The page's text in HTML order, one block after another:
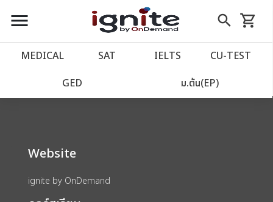
close
account_balance หน้าแรก
เว็บไซต์อิกไนท์
import_contacts วางแผนการเรียน
account_circle เข้าสู่ระบบ
menu search
Skip
to
shopping_cart
รถเข็น
MEDICAL SAT IELTS CU‑TEST
GED ม.ต้น(EP)
We could not find anything for 80002040
Website
ignite by OnDemand